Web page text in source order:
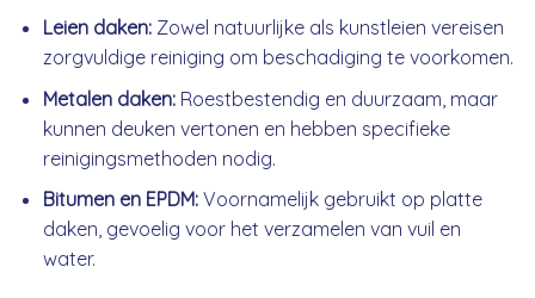
Leien daken:Zowel natuurlijke als kunstleien vereisen
zorgvuldige reiniging om beschadiging te voorkomen.
Metalen daken:Roestbestendig en duurzaam, maar
kunnen deuken vertonen en hebben specifieke
reinigingsmethoden nodig.
Bitumen en EPDM:Voornamelijk gebruikt op platte
daken, gevoelig voor het verzamelen van vuil en
water.